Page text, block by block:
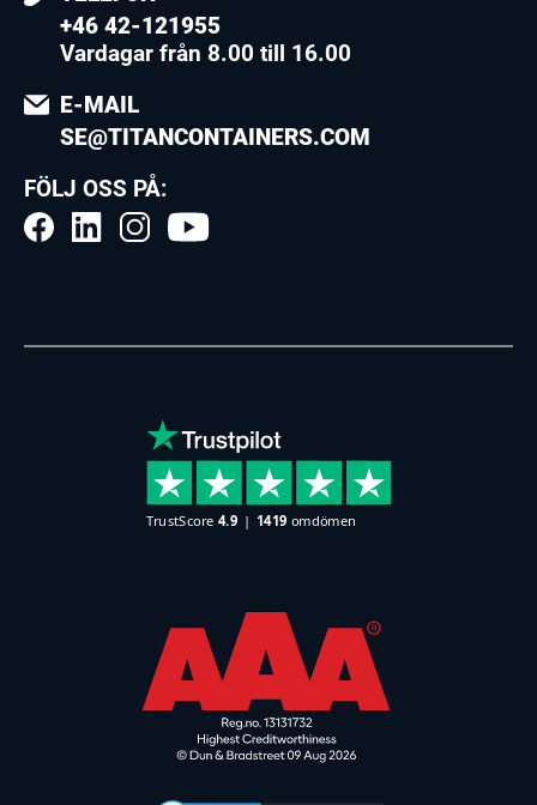
+46 42-121955
Vardagar från 8.00 till 16.00
E-MAIL
SE@TITANCONTAINERS.COM
FÖLJ OSS PÅ: